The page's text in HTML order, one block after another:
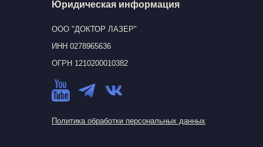
Политика обработки персональных данных
Юридическая информация
ООО "ДОКТОР ЛАЗЕР"
ИНН 0278965636
ОГРН 1210200010382